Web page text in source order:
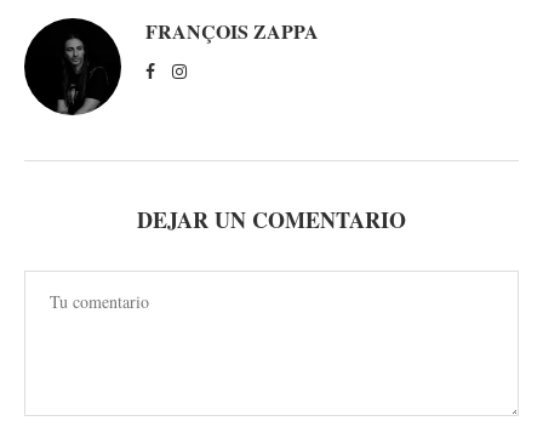
FRANÇOIS ZAPPA
DEJAR UN COMENTARIO